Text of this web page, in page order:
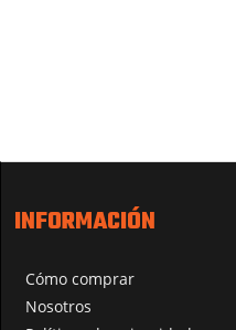
INFORMACIÓN
Cómo comprar
Nosotros